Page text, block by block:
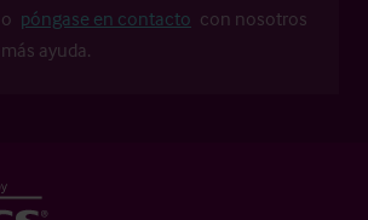
o póngase en contacto con nosotros
ayuda.